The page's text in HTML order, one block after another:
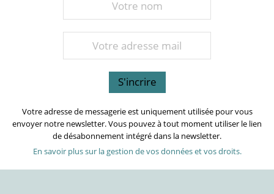
Votre adresse de messagerie est uniquement utilisée pour vous
envoyer notre newsletter. Vous pouvez à tout moment utiliser le lien
de désabonnement intégré dans la newsletter.
En savoir plus sur la gestion de vos données et vos droits.